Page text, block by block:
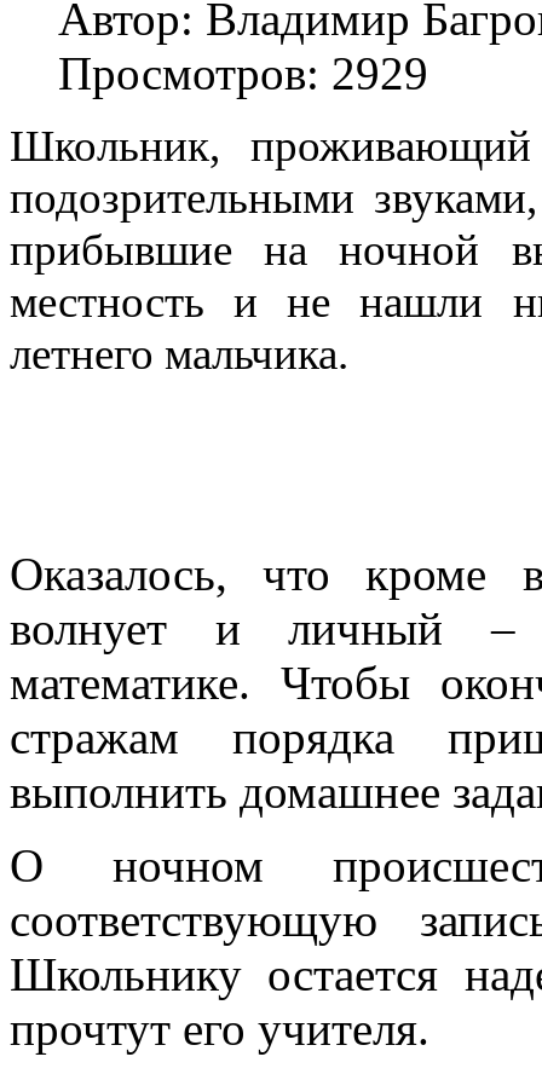
Автор: Владимир
Просмотров: 2929
Школьник, проживающий
подозрительными
прибывшие на ночной
местность и не нашли
летнего мальчика.
Оказалось, что кроме
волнует и личный –
математике. Чтобы
стражам порядка
выполнить домашнее
О ночном
соответствующую
Школьнику остается
прочтут его учителя.